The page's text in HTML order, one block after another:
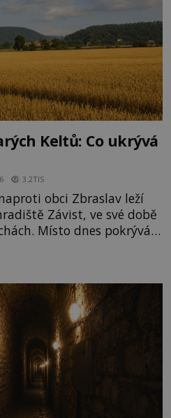
Keltů: Co ukrývá
3.2TIS
obci Zbraslav leží
Závist, ve své době
Místo dnes pokrývá
hradišti jsou
Co dalšího tu po Keltech